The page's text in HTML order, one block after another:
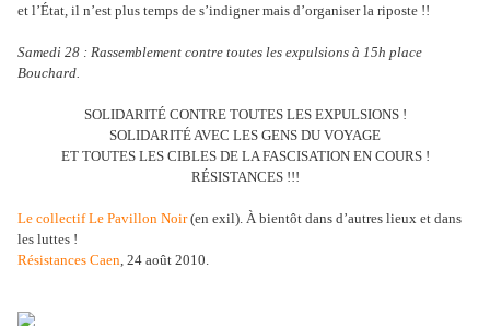
et l’État, il n’est plus temps de s’indigner mais d’organiser la riposte !!
Samedi 28 : Rassemblement contre toutes les expulsions à 15h place
Bouchard.
SOLIDARITÉ CONTRE TOUTES LES EXPULSIONS !
SOLIDARITÉ AVEC LES GENS DU VOYAGE
ET TOUTES LES CIBLES DE LA FASCISATION EN COURS !
RÉSISTANCES !!!
Le collectif Le Pavillon Noir(en exil). À bientôt dans d’autres lieux et dans
les luttes !
Résistances Caen, 24 août 2010.